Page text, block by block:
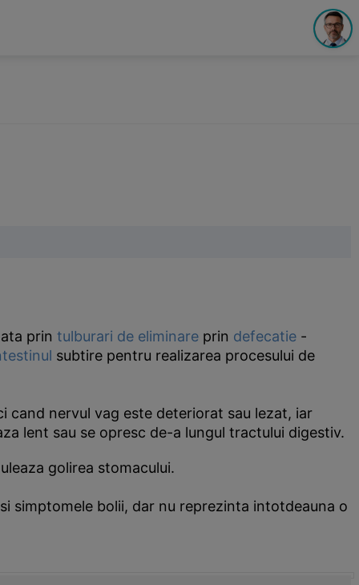
prin tulburari de eliminare prin defecatie -
subtire pentru realizarea procesului de
cand nervul vag este deteriorat sau lezat, iar
lent sau se opresc de-a lungul tractului digestiv.
golirea stomacului.
simptomele bolii, dar nu reprezinta intotdeauna o